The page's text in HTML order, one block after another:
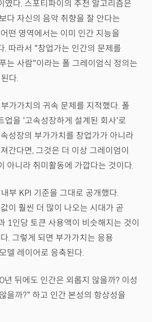
였다. 스포티파이의 추천 알고리즘은
다 자신의 음악 취향을 잘 안다는
떤 영역에서는 이미 인간 지능을
. 따라서 "창업가는 인간의 문제를
는 사람"이라는 폴 그레이엄식 정의는
다.
가가치의 귀속 문제를 지적했다. 폴
업을 '고속성장하게 설계된 회사'로
성장의 부가가치를 창업가가 아니라
간다면, 그것은 더 이상 그레이엄이
아니라 취미활동에 가깝다는 것이다.
부 KPI 기준을 그대로 공개했다.
이 훨씬 더 많이 나오는 시대가 곧
1인당 토큰 사용액이 비슷해지는 것이
. 그렇게 되면 부가가치는 응용
델 레이어로 응축된다.
뒤에도 인간은 외롭지 않을까? 이성
을까?" 하고 인간 본성의 항상성을